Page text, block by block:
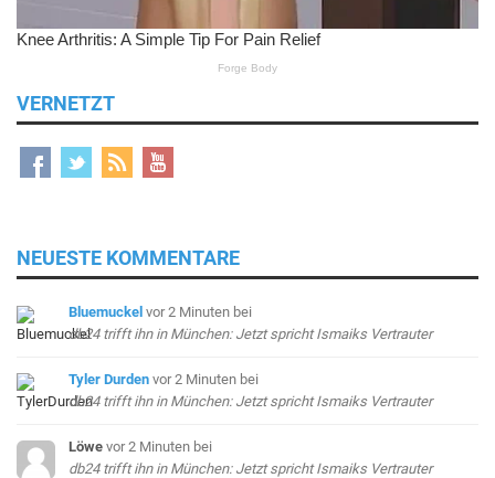
VERNETZT
NEUESTE KOMMENTARE
Bluemuckel vor 2 Minuten bei
db24 trifft ihn in München: Jetzt spricht Ismaiks Vertrauter
Tyler Durden vor 2 Minuten bei
db24 trifft ihn in München: Jetzt spricht Ismaiks Vertrauter
Löwe vor 2 Minuten bei
db24 trifft ihn in München: Jetzt spricht Ismaiks Vertrauter